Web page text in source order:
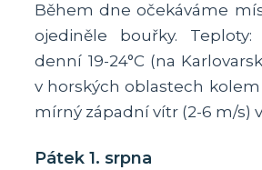
Během dne očekáváme
ojediněle bouřky. Teploty:
denní 19-24°C (na
v horských oblastech kolem
mírný západní vítr (2-6 m/s)
Pátek 1. srpna